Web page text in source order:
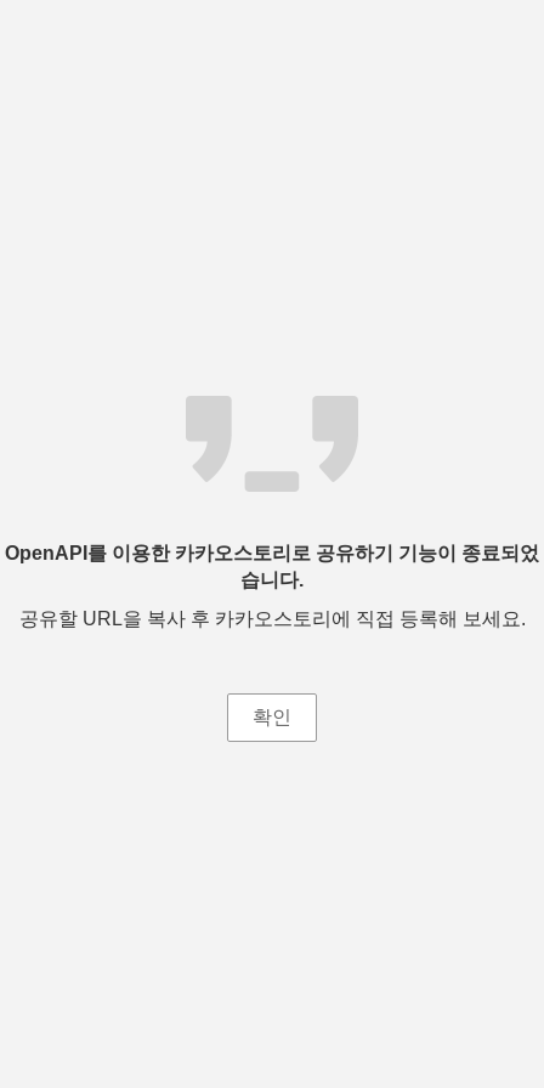
OpenAPI를 이용한 카카오스토리로 공유하기 기능이 종료되었
습니다.
공유할 URL을 복사 후 카카오스토리에 직접 등록해 보세요.
확인